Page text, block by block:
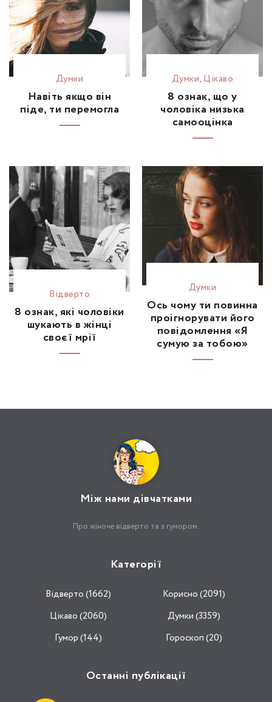
Думки
Навіть якщо він
піде, ти перемогла
Думки, Цікаво
8 ознак, що у
чоловіка низька
самооцінка
Відвертo
8 ознак, які чоловіки
шукають в жінці
своєї мрії
Думки
Ось чому ти повинна
проігнорувати його
повідомлення «Я
сумую за тобою»
Між нами дівчатками
Про жіноче відверто та з гумором.
Категорії
Відвертo (1662)
Корисно (2091)
Цікаво (2060)
Думки (3359)
Гумор (144)
Гороскоп (20)
Останні публікації